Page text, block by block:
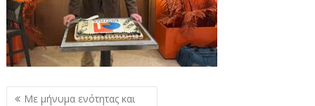
Πλοήγηση
Με μήνυμα ενότητας και